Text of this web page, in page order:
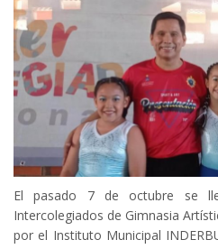
El pasado 7 de octubre se
Intercolegiados de Gimnasia
por el Instituto Municipal